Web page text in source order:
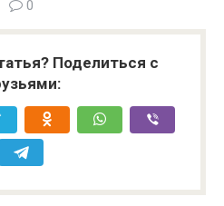
0
Поделиться с